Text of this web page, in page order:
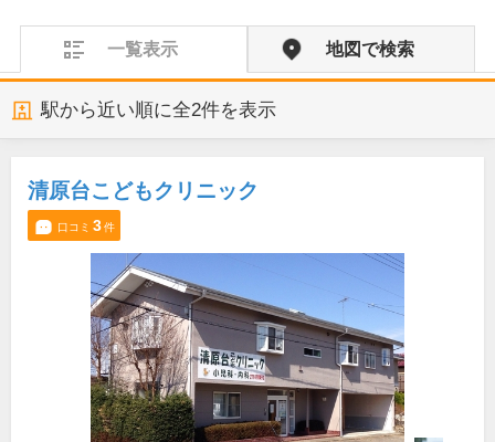
一覧表示 地図で検索
駅から近い順に全2件を表示
清原台こどもクリニック
口コミ 3件